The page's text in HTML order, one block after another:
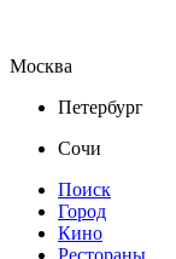
Москва
Петербург
Сочи
Поиск
Город
Кино
Рестораны